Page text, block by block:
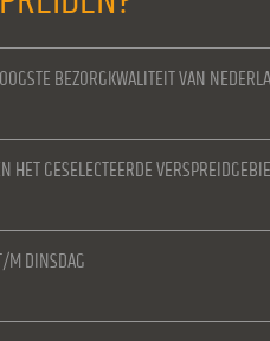
BEZORGKWALITEIT VAN
GESELECTEERDE
M DINSDAG